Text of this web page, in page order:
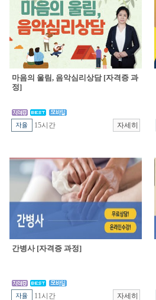
마음의 울림, 음악심리상담 [자격증 과
정]
15시간
간병사 [자격증 과정]
11시간